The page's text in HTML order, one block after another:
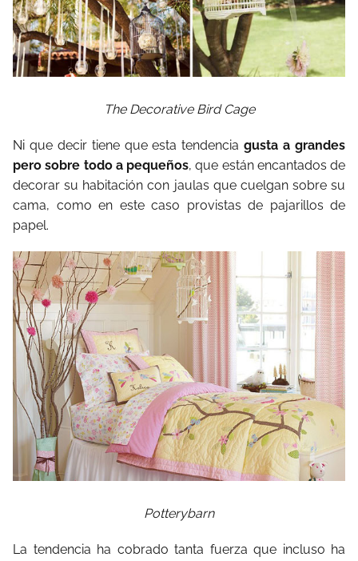
The Decorative Bird Cage
Ni que decir tiene que esta tendenciagusta a grandes
pero sobre todo a pequeños, que están encantados de
decorar su habitación con jaulas que cuelgan sobre su
cama, como en este caso provistas de pajarillos de
papel.
Potterybarn
La tendencia ha cobrado tanta fuerza que incluso ha